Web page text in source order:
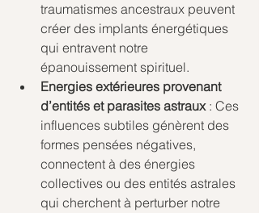
traumatismes ancestraux peuvent
créer des implants énergétiques
qui entravent notre
épanouissement spirituel.
Energies extérieures provenant
d’entités et parasites astraux : Ces
influences subtiles génèrent des
formes pensées négatives,
connectent à des énergies
collectives ou des entités astrales
qui cherchent à perturber notre